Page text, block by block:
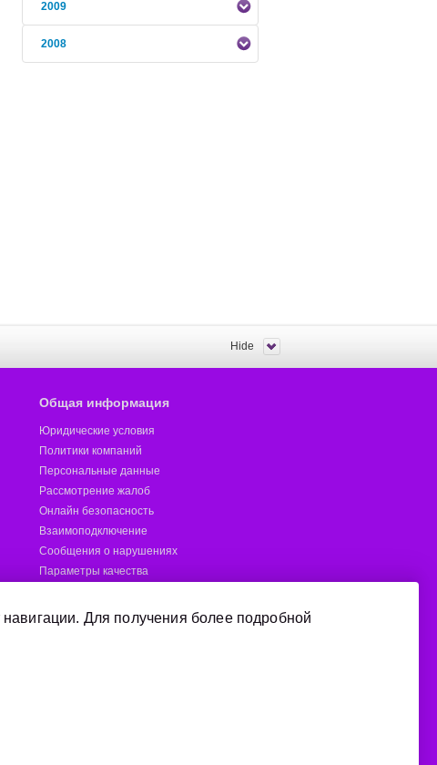
2009
2008
Hide
Общая информация
Юридические условия
Политики компаний
Персональные данные
Рассмотрение жалоб
Онлайн безопасность
Взаимоподключение
Сообщения о нарушениях
Параметры качества
Для получения более подробной